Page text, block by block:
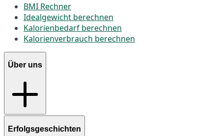
BMI Rechner
Idealgewicht berechnen
Kalorienbedarf berechnen
Kalorienverbrauch berechnen
Über uns
Erfolgsgeschichten